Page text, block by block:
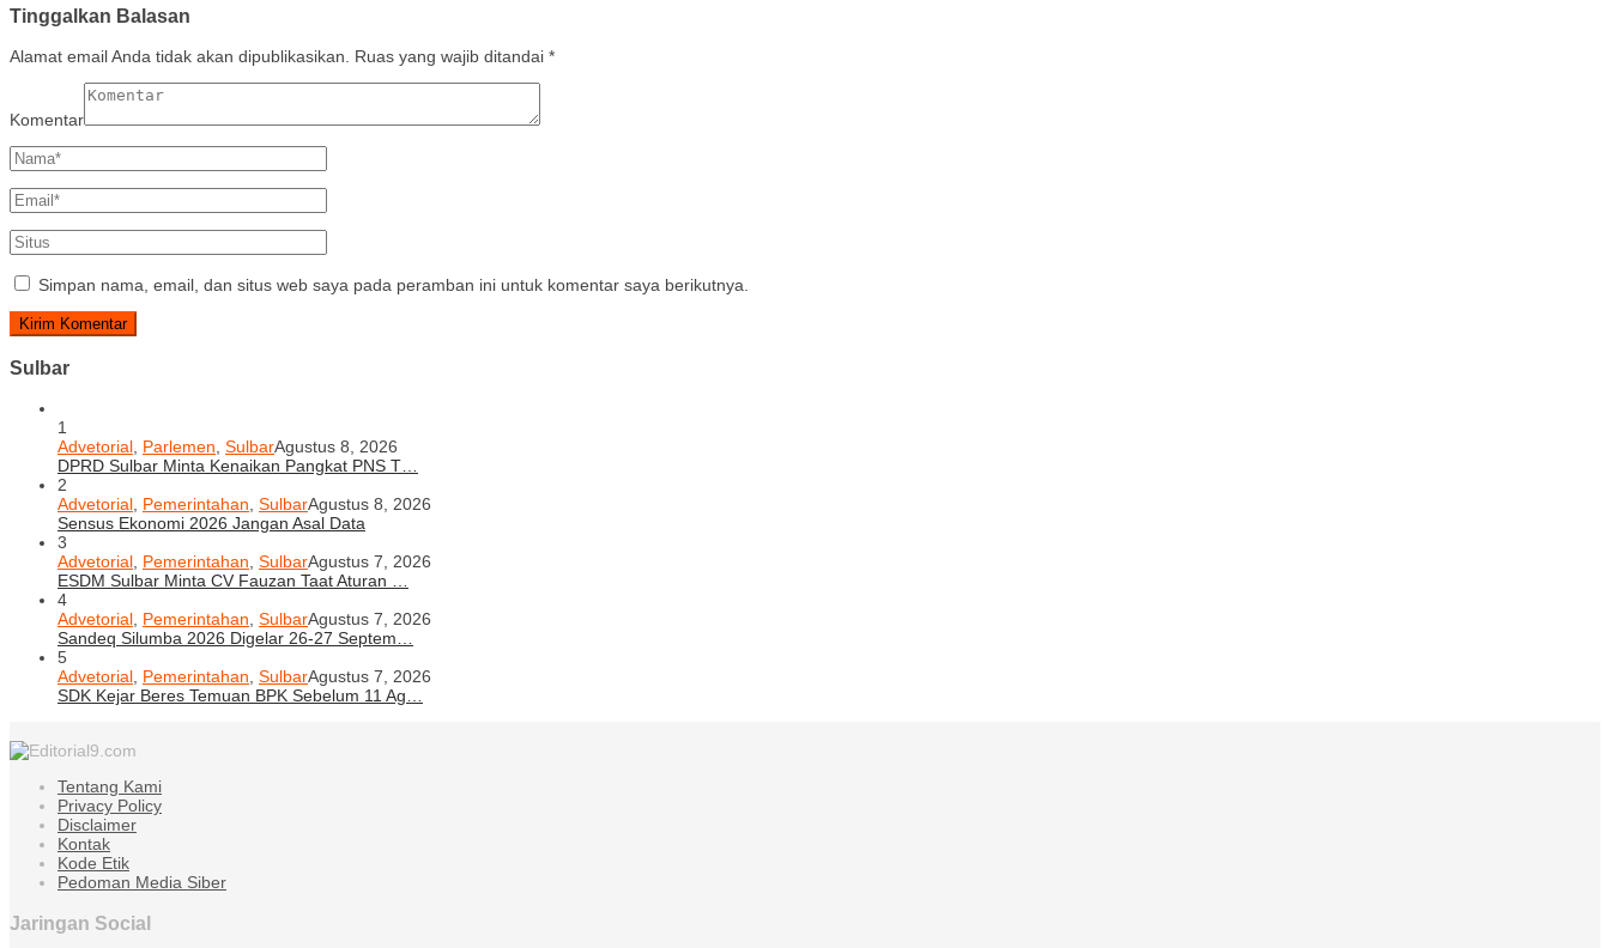
Tinggalkan Balasan
Alamat email Anda tidak akan dipublikasikan. Ruas yang wajib ditandai *
Komentar
Simpan nama, email, dan situs web saya pada peramban ini untuk komentar saya berikutnya.
Sulbar
1
Advetorial, Parlemen, SulbarAgustus 8, 2026
DPRD Sulbar Minta Kenaikan Pangkat PNS T…
2
Advetorial, Pemerintahan, SulbarAgustus 8, 2026
Sensus Ekonomi 2026 Jangan Asal Data
3
Advetorial, Pemerintahan, SulbarAgustus 7, 2026
ESDM Sulbar Minta CV Fauzan Taat Aturan …
4
Advetorial, Pemerintahan, SulbarAgustus 7, 2026
Sandeq Silumba 2026 Digelar 26-27 Septem…
5
Advetorial, Pemerintahan, SulbarAgustus 7, 2026
SDK Kejar Beres Temuan BPK Sebelum 11 Ag…
Tentang Kami
Privacy Policy
Disclaimer
Kontak
Kode Etik
Pedoman Media Siber
Jaringan Social